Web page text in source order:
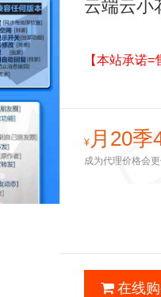
云端云小
【本站承诺
¥月20季
成为代理价格会
在线